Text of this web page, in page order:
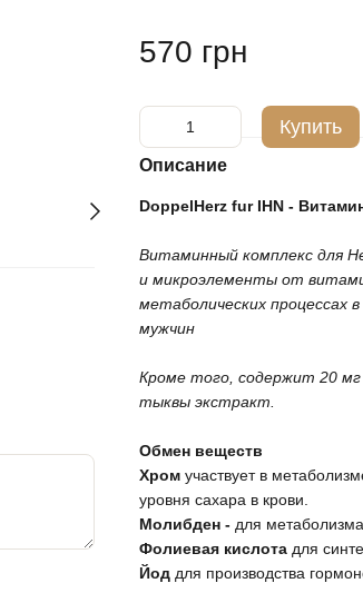
570 грн
Купить
Описание
DoppelHerz fur IHN -
Витаминный комплекс для
и микроэлементы от
метаболических процессах
мужчин
Кроме того, содержит 20
тыквы экстракт.
Обмен веществ
Хром участвует в
уровня сахара в крови.
Молибден - для
Фолиевая кислота для
Йод для производства